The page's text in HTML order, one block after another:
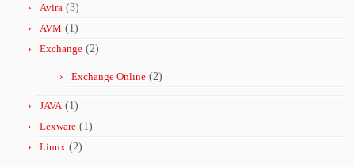
Avira (3)
AVM (1)
Exchange (2)
Exchange Online (2)
JAVA (1)
Lexware (1)
Linux (2)